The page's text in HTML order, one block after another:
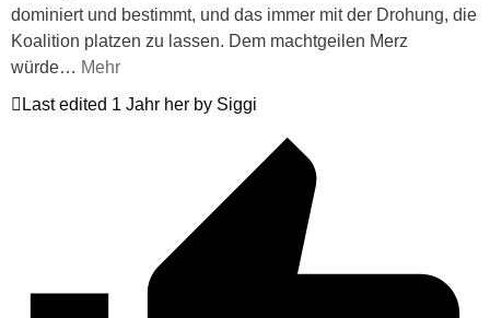
dominiert und bestimmt, und das immer mit der Drohung, die
Koalition platzen zu lassen. Dem machtgeilen Merz
würde… Mehr
Last edited 1 Jahr her by Siggi